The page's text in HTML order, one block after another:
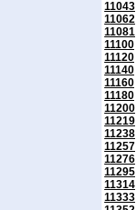
11043
11062
11081
11100
11120
11140
11160
11180
11200
11219
11238
11257
11276
11295
11314
11333